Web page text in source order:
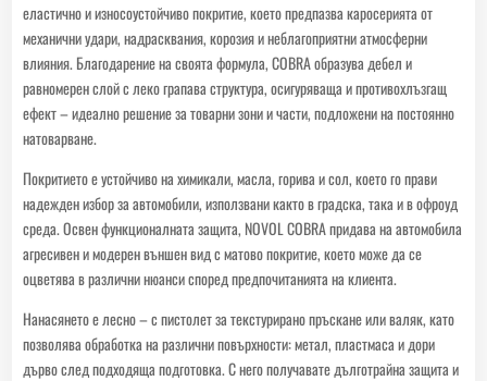
еластично и износоустойчиво покритие, което предпазва каросерията от
механични удари, надрасквания, корозия и неблагоприятни атмосферни
влияния. Благодарение на своята формула, COBRA образува дебел и
равномерен слой с леко грапава структура, осигуряваща и противохлъзгащ
ефект – идеално решение за товарни зони и части, подложени на постоянно
натоварване.
Покритието е устойчиво на химикали, масла, горива и сол, което го прави
надежден избор за автомобили, използвани както в градска, така и в офроуд
среда. Освен функционалната защита, NOVOL COBRA придава на автомобила
агресивен и модерен външен вид с матово покритие, което може да се
оцветява в различни нюанси според предпочитанията на клиента.
Нанасянето е лесно – с пистолет за текстурирано пръскане или валяк, като
позволява обработка на различни повърхности: метал, пластмаса и дори
дърво след подходяща подготовка. С него получавате дълготрайна защита и